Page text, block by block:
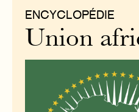
ENCYCLOPÉDIE
Union